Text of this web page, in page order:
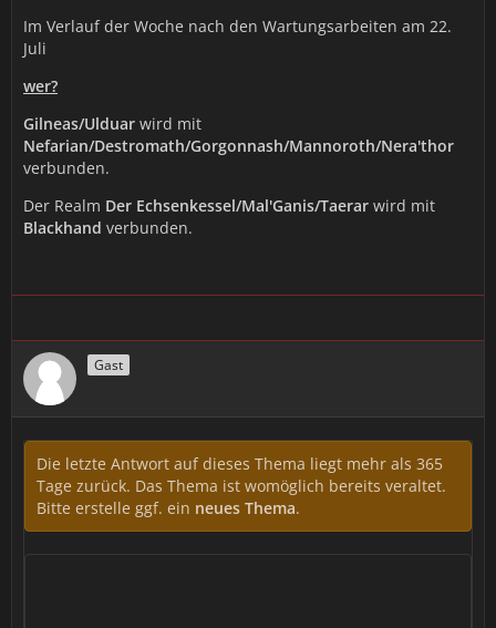
Im Verlauf der Woche nach den Wartungsarbeiten am 22.
Juli
wer?
Gilneas/Ulduar wird mit
Nefarian/Destromath/Gorgonnash/Mannoroth/Nera'thor
verbunden.
Der Realm Der Echsenkessel/Mal'Ganis/Taerar wird mit
Blackhand verbunden.
Gast
Die letzte Antwort auf dieses Thema liegt mehr als 365
Tage zurück. Das Thema ist womöglich bereits veraltet.
Bitte erstelle ggf. ein neues Thema.